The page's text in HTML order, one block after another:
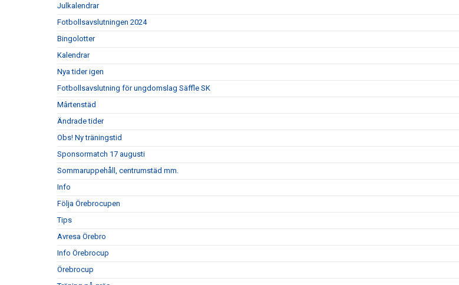
Julkalendrar
Fotbollsavslutningen 2024
Bingolotter
Kalendrar
Nya tider igen
Fotbollsavslutning för ungdomslag Säffle SK
Mârtenstäd
Ändrade tider
Obs! Ny träningstid
Sponsormatch 17 augusti
Sommaruppehåll, centrumstäd mm.
Info
Följa Örebrocupen
Tips
Avresa Örebro
Info Örebrocup
Örebrocup